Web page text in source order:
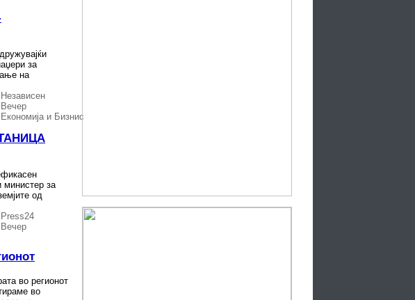
за
на
Независен
Вечер
Економија и Бизнис
министер за
од
Press24
Вечер
во регионот
во